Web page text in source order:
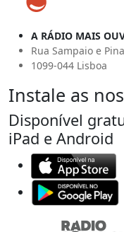
A RÁDIO MAIS
Rua Sampaio e
1099-044 Lisboa
Instale as
Disponível
iPad e Android